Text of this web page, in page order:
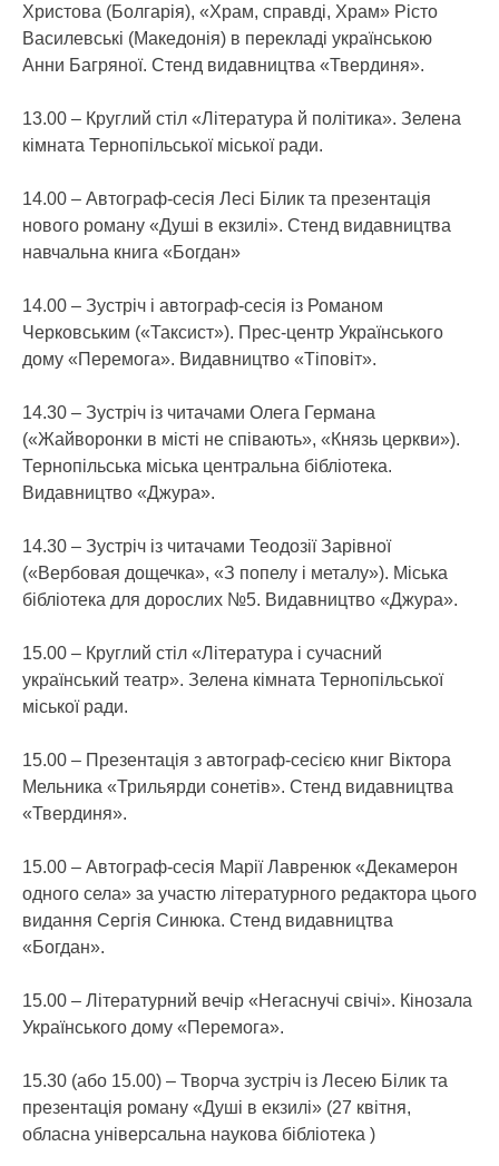
Христова (Болгарія), «Храм, справді, Храм» Рісто
Василевські (Македонія) в перекладі українською
Анни Багряної. Стенд видавництва «Твердиня».
13.00 – Круглий стіл «Література й політика». Зелена
кімната Тернопільської міської ради.
14.00 – Автограф-сесія Лесі Білик та презентація
нового роману «Душі в екзилі». Стенд видавництва
навчальна книга «Богдан»
14.00 – Зустріч і автограф-сесія із Романом
Черковським («Таксист»). Прес-центр Українського
дому «Перемога». Видавництво «Тіповіт».
14.30 – Зустріч із читачами Олега Германа
(«Жайворонки в місті не співають», «Князь церкви»).
Тернопільська міська центральна бібліотека.
Видавництво «Джура».
14.30 – Зустріч із читачами Теодозії Зарівної
(«Вербовая дощечка», «З попелу і металу»). Міська
бібліотека для дорослих №5. Видавництво «Джура».
15.00 – Круглий стіл «Література і сучасний
український театр». Зелена кімната Тернопільської
міської ради.
15.00 – Презентація з автограф-сесією книг Віктора
Мельника «Трильярди сонетів». Стенд видавництва
«Твердиня».
15.00 – Автограф-сесія Марії Лавренюк «Декамерон
одного села» за участю літературного редактора цього
видання Сергія Синюка. Стенд видавництва
«Богдан».
15.00 – Літературний вечір «Негаснучі свічі». Кінозала
Українського дому «Перемога».
15.30 (або 15.00) – Творча зустріч із Лесею Білик та
презентація роману «Душі в екзилі» (27 квітня,
обласна універсальна наукова бібліотека )